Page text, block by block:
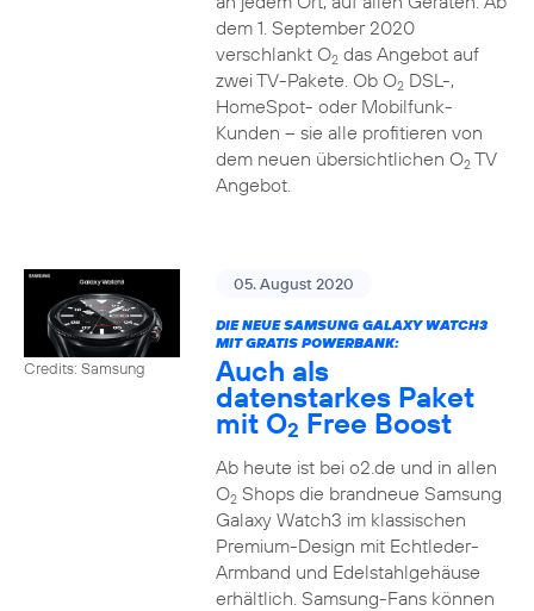
dem 1. September 2020
verschlankt O2das Angebot auf
zwei TV-Pakete. Ob O2DSL-,
HomeSpot- oder Mobilfunk-
Kunden – sie alle profitieren von
dem neuen übersichtlichen O2TV
Angebot.
Credits: Samsung
05. August 2020
DIE NEUE SAMSUNG GALAXY WATCH3
MIT GRATIS POWERBANK:
Auch als
datenstarkes Paket
mit O2 Free Boost
Ab heute ist bei o2.de und in allen
O2Shops die brandneue Samsung
Galaxy Watch3 im klassischen
Premium-Design mit Echtleder-
Armband und Edelstahlgehäuse
erhältlich. Samsung-Fans können